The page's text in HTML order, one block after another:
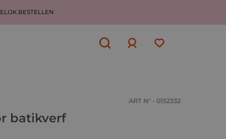
BESTELLEN
ART N° - 0152332
batikverf